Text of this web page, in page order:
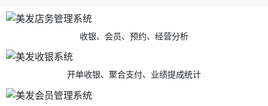
收银、会员、预约、经营分析
开单收银、聚合支付、业绩提成统计